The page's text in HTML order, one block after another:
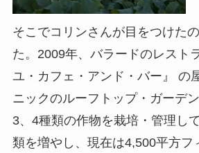
そこでコリンさんが目をつけた
た。2009年、バラードのレスト
ユ・カフェ・アンド・バー』 の
ニックのルーフトップ・ガーデ
3、4種類の作物を栽培・管理し
類を増やし、現在は4,500平方フ